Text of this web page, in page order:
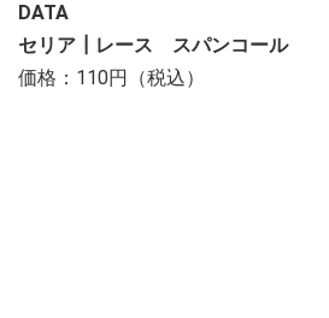
DATA
セリア┃レース スパンコール
価格：110円（税込）